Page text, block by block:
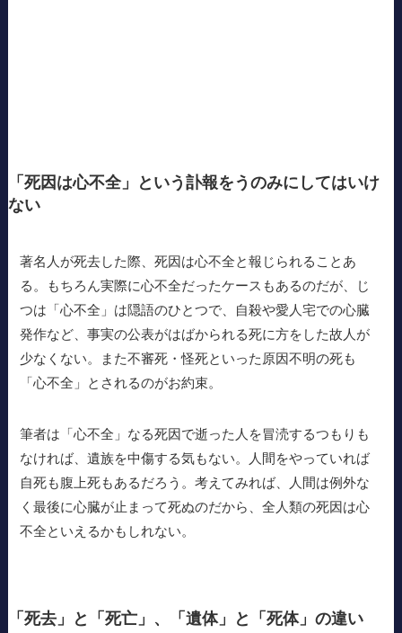
「死因は心不全」という訃報をうのみにしてはいけ
ない
著名人が死去した際、死因は心不全と報じられることあ
る。もちろん実際に心不全だったケースもあるのだが、じ
つは「心不全」は隠語のひとつで、自殺や愛人宅での心臓
発作など、事実の公表がはばかられる死に方をした故人が
少なくない。また不審死・怪死といった原因不明の死も
「心不全」とされるのがお約束。
筆者は「心不全」なる死因で逝った人を冒涜するつもりも
なければ、遺族を中傷する気もない。人間をやっていれば
自死も腹上死もあるだろう。考えてみれば、人間は例外な
く最後に心臓が止まって死ぬのだから、全人類の死因は心
不全といえるかもしれない。
「死去」と「死亡」、「遺体」と「死体」の違い